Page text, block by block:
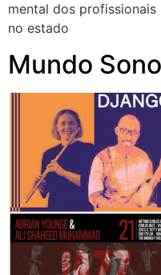
mental dos
no estado
Mundo